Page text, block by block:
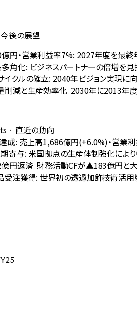
後の展望
円・営業利益率7%: 2027年度を最
多角化: ビジネスパートナーの倍増を
イクルの確立: 2040年ビジョン実現に
削減と生産効率化: 2030年に2013年度
· 直近の動向
成: 売上高1,686億円(+6.0%)・営業
寄与: 米国拠点の生産体制強化によ
円返済: 財務活動CFが▲183億円と
注獲得: 世界初の透過加飾技術活用